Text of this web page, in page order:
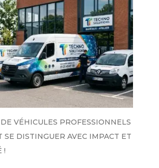
VÉHICULES PROFESSIONNELS
SE DISTINGUER AVEC IMPACT ET
!